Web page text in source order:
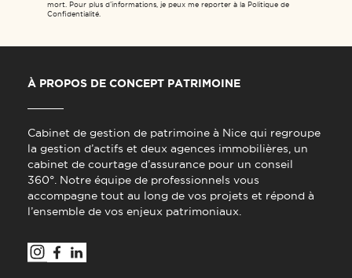
mort. Pour plus d’informations, je peux me reporter à la Politique de
Confidentialité.
À PROPOS DE CONCEPT PATRIMOINE
Cabinet de gestion de patrimoine à Nice qui regroupe
la gestion d’actifs et deux agences immobilières, un
cabinet de courtage d’assurance pour un conseil
360°. Notre équipe de professionnels vous
accompagne tout au long de vos projets et répond à
l’ensemble de vos enjeux patrimoniaux.